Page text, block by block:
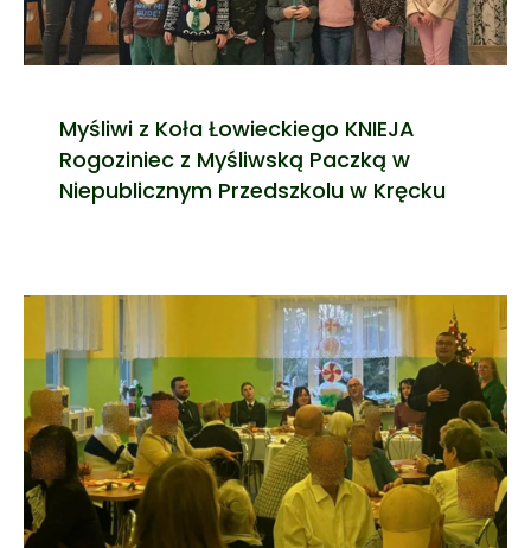
Myśliwi z Koła Łowieckiego KNIEJA
Rogoziniec z Myśliwską Paczką w
Niepublicznym Przedszkolu w Kręcku